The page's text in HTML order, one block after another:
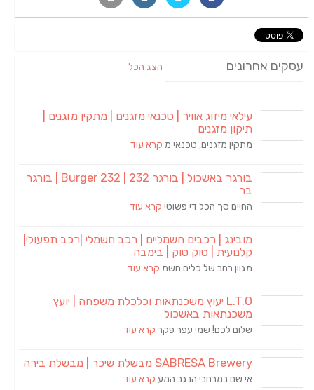
עסקים אחרונים הצג הכל
עילאי מיזוג אוויר | טכנאי מזגנים | מתקין מזגנים |
תיקון מזגנים
מתקין מזגנים, טכנאי מ קרא עוד
בורגר באשכול | בורגר 232 | Burger 232 | בורגר
בר
החיים סך הכל די פשוטי קרא עוד
מובינג | רכבים חשמליים | רכב חשמלי |רכב תפעולי|
קלנועית | טוק טוק | בימבה
מגוון רחב של כלים חשמ קרא עוד
L.T.O יעוץ משכנתאות וכלכלת משפחה | יועץ
משכנתאות באשכול
שלום לכם! שמי עפר פקר קרא עוד
SABRESA Brewery מבשלת שיכר | מבשלת בירה
אי שם במרחבי הנגב המע קרא עוד